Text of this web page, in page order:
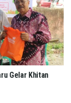
Gelar Khitan